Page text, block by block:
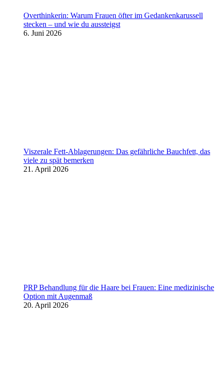
Overthinkerin: Warum Frauen öfter im Gedankenkarussell
stecken – und wie du aussteigst
6. Juni 2026
Viszerale Fett-Ablagerungen: Das gefährliche Bauchfett, das
viele zu spät bemerken
21. April 2026
PRP Behandlung für die Haare bei Frauen: Eine medizinische
Option mit Augenmaß
20. April 2026